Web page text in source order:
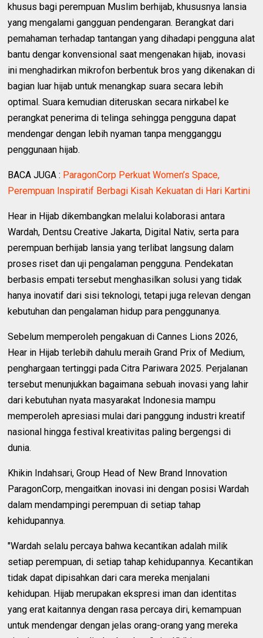
khusus bagi perempuan Muslim berhijab, khususnya lansia
yang mengalami gangguan pendengaran. Berangkat dari
pemahaman terhadap tantangan yang dihadapi pengguna alat
bantu dengar konvensional saat mengenakan hijab, inovasi
ini menghadirkan mikrofon berbentuk bros yang dikenakan di
bagian luar hijab untuk menangkap suara secara lebih
optimal. Suara kemudian diteruskan secara nirkabel ke
perangkat penerima di telinga sehingga pengguna dapat
mendengar dengan lebih nyaman tanpa mengganggu
penggunaan hijab.
BACA JUGA : ParagonCorp Perkuat Women’s Space,
Perempuan Inspiratif Berbagi Kisah Kekuatan di Hari Kartini
Hear in Hijab dikembangkan melalui kolaborasi antara
Wardah, Dentsu Creative Jakarta, Digital Nativ, serta para
perempuan berhijab lansia yang terlibat langsung dalam
proses riset dan uji pengalaman pengguna. Pendekatan
berbasis empati tersebut menghasilkan solusi yang tidak
hanya inovatif dari sisi teknologi, tetapi juga relevan dengan
kebutuhan dan pengalaman hidup para penggunanya.
Sebelum memperoleh pengakuan di Cannes Lions 2026,
Hear in Hijab terlebih dahulu meraih Grand Prix of Medium,
penghargaan tertinggi pada Citra Pariwara 2025. Perjalanan
tersebut menunjukkan bagaimana sebuah inovasi yang lahir
dari kebutuhan nyata masyarakat Indonesia mampu
memperoleh apresiasi mulai dari panggung industri kreatif
nasional hingga festival kreativitas paling bergengsi di
dunia.
Khikin Indahsari, Group Head of New Brand Innovation
ParagonCorp, mengaitkan inovasi ini dengan posisi Wardah
dalam mendampingi perempuan di setiap tahap
kehidupannya.
"Wardah selalu percaya bahwa kecantikan adalah milik
setiap perempuan, di setiap tahap kehidupannya. Kecantikan
tidak dapat dipisahkan dari cara mereka menjalani
kehidupan. Hijab merupakan ekspresi iman dan identitas
yang erat kaitannya dengan rasa percaya diri, kemampuan
untuk mendengar dengan jelas orang-orang yang mereka